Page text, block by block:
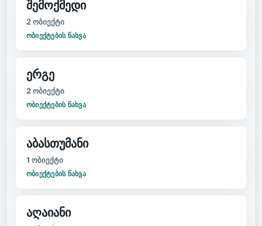
შემოქმედი
2ობიექტი
ᲝᲑᲘᲔᲥᲢᲔᲑᲘᲡ ᲜᲐᲮᲕᲐ
ერგე
2ობიექტი
ᲝᲑᲘᲔᲥᲢᲔᲑᲘᲡ ᲜᲐᲮᲕᲐ
აბასთუმანი
1 ობიექტი
ᲝᲑᲘᲔᲥᲢᲔᲑᲘᲡ ᲜᲐᲮᲕᲐ
აღაიანი